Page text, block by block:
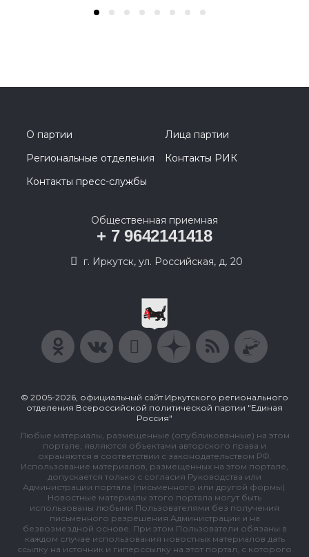
О партии
Лица партии
Региональные отделения
Контакты РИК
Контакты пресс-службы
Общественная приемная
+ 7 9642141418
г. Иркутск, ул. Российская, д. 20
© 2005-2026, официальный сайт Иркутского регионального
отделения Всероссийской политической партии "Единая
Россия"
Любые материалы, размещенные (опубликованные) на этом
портале, являются объектами авторского права и
охраняются в соответствии с законодательством РФ.
Использование материалов, размещенных на этом портале,
допускается только с согласия Руководства или
Администрации портала (письменного или другой формы).
Новостные материалы этого портала могут быть
использованы любыми Пользователями без получения
письменного разрешения Администрации и на
безвозмездной основе. При этом Пользователи обязаны в
каждом случае использования новостных материалов дать
ссылку на источник и гиперссылку на этот портал, с которого